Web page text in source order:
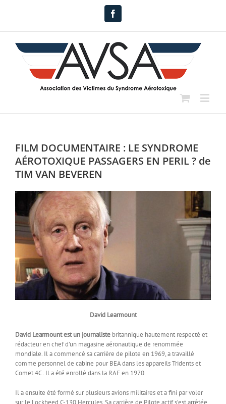
FILM DOCUMENTAIRE : LE SYNDROME
AÉROTOXIQUE PASSAGERS EN PERIL ? de
TIM VAN BEVEREN
David Learmount
David Learmount est un journaliste britannique hautement respecté et
rédacteur en chef d’un magasine aéronautique de renommée
mondiale. Il a commencé sa carrière de pilote en 1969, a travaillé
comme personnel de cabine pour BEA dans les appareils Tridents et
Comet 4C . Il a été enrollé dans la RAF en 1970.
Il a ensuite été formé sur plusieurs avions militaires et a fini par voler